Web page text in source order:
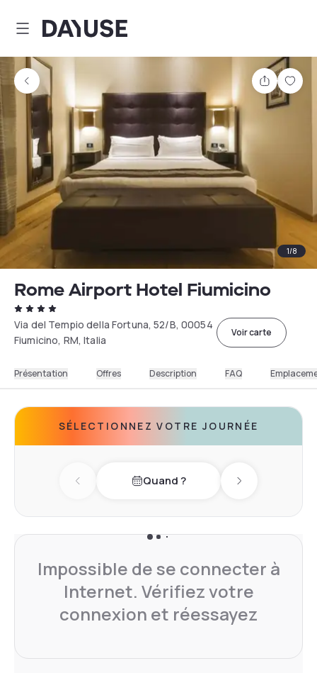
Dayuse
Partager
1/8
Rome Airport Hotel Fiumicino
Via del Tempio della Fortuna, 52/B, 00054
Fiumicino, RM, Italia
Voir carte
Présentation Offres Description FAQ
SÉLECTIONNEZ VOTRE JOURNÉE
Previous dayQuand ? Next day
Impossible de se connecter à
Internet. Vérifiez votre
connexion et réessayez